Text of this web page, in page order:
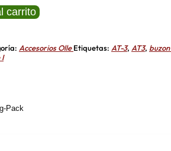
carrito
Accesorios OlleEtiquetas: AT-3, AT3,
I